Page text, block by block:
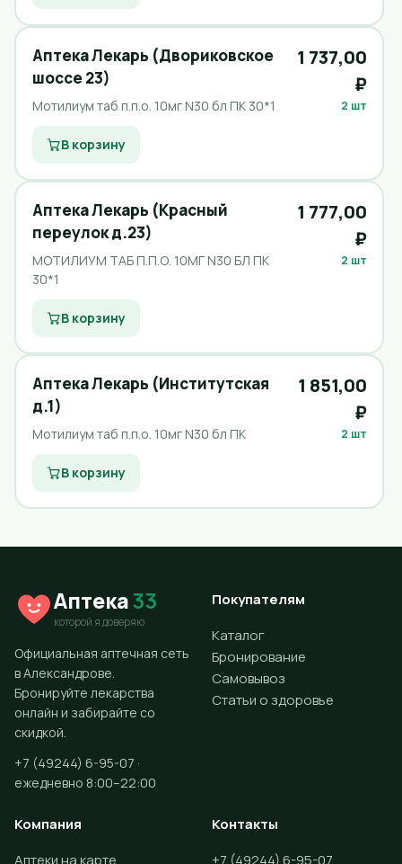
Аптека Лекарь (Двориковское
шоссе 23)
Мотилиум таб п.п.о. 10мг N30 бл ПК 30*1
1 737,00
₽
2 шт
В корзину
Аптека Лекарь (Красный
переулок д.23)
МОТИЛИУМ ТАБ П.П.О. 10МГ N30 БЛ ПК
30*1
1 777,00
₽
2 шт
В корзину
Аптека Лекарь (Институтская
д.1)
Мотилиум таб п.п.о. 10мг N30 бл ПК
1 851,00
₽
2 шт
В корзину
Аптека33
которой я доверяю
Официальная аптечная сеть
в Александрове.
Бронируйте лекарства
онлайн и забирайте со
скидкой.
+7 (49244) 6-95-07 ·
ежедневно 8:00–22:00
Покупателям
Каталог
Бронирование
Самовывоз
Статьи о здоровье
Компания
Аптеки на карте
Контакты
+7 (49244) 6-95-07